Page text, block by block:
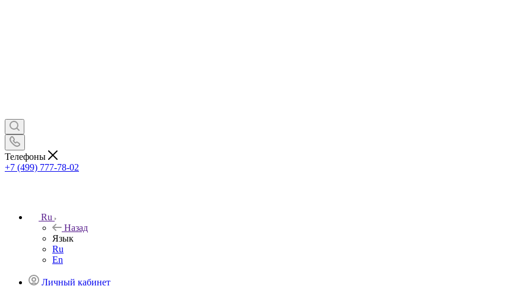
Телефоны
+7 (499) 777-78-02
Ru
Назад
Язык
Ru
En
Личный кабинет